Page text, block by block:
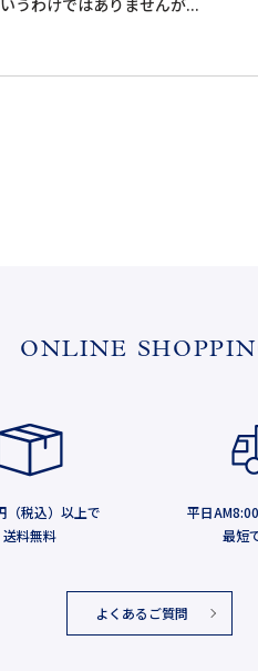
ONLINE
（税込）以上で
送料無料
平日
最短
よくあるご質問